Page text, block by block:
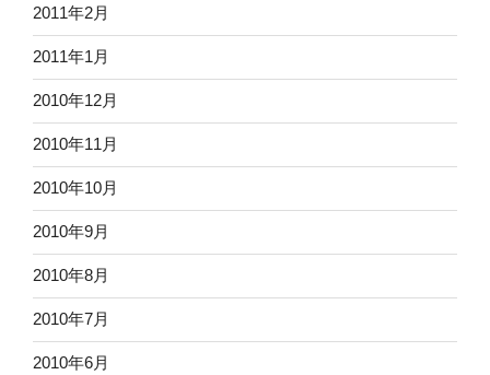
2011年2月
2011年1月
2010年12月
2010年11月
2010年10月
2010年9月
2010年8月
2010年7月
2010年6月